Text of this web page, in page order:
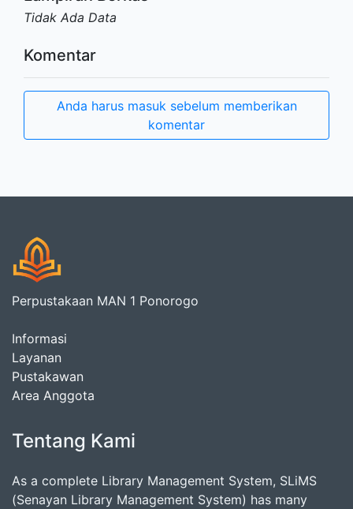
Tidak Ada Data
Komentar
Anda harus masuk sebelum memberikan
komentar
Perpustakaan MAN 1 Ponorogo
Informasi
Layanan
Pustakawan
Area Anggota
Tentang Kami
As a complete Library Management System, SLiMS
(Senayan Library Management System) has many